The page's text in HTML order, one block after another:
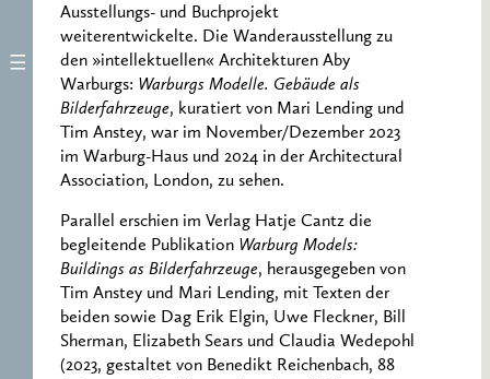
Ausstellungs- und Buchprojekt
weiterentwickelte. Die Wanderausstellung zu
den »intellektuellen« Architekturen Aby
Warburgs: Warburgs Modelle. Gebäude als
Bilderfahrzeuge, kuratiert von Mari Lending und
Tim Anstey, war im November/Dezember 2023
im Warburg-Haus und 2024 in der Architectural
Association, London, zu sehen.
Parallel erschien im Verlag Hatje Cantz die
begleitende Publikation Warburg Models:
Buildings as Bilderfahrzeuge, herausgegeben von
Tim Anstey und Mari Lending, mit Texten der
beiden sowie Dag Erik Elgin, Uwe Fleckner, Bill
Sherman, Elizabeth Sears und Claudia Wedepohl
(2023, gestaltet von Benedikt Reichenbach, 88